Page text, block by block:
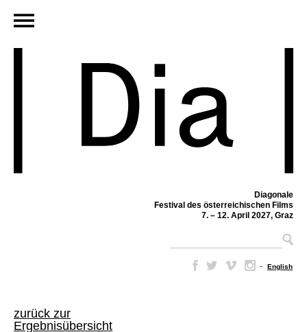
Diagonale
Festival des österreichischen Films
7. – 12. April 2027, Graz
– English
zurück zur
Ergebnisübersicht